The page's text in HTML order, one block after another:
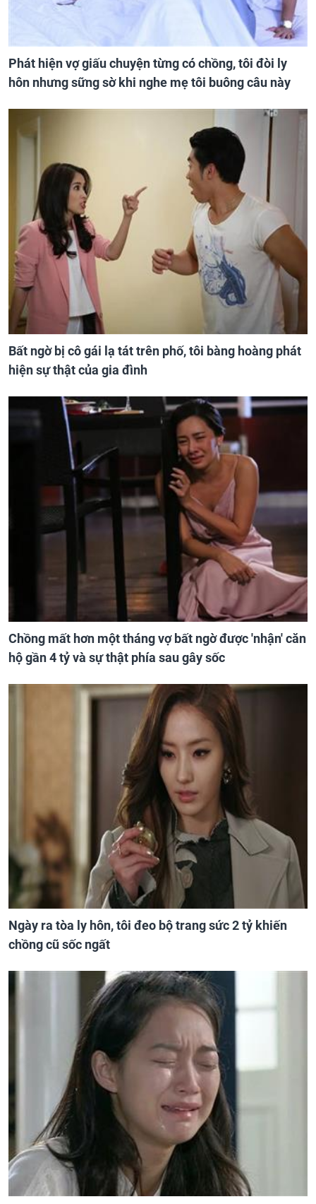
Phát hiện vợ giấu chuyện từng có chồng, tôi đòi ly
hôn nhưng sững sờ khi nghe mẹ tôi buông câu này
Bất ngờ bị cô gái lạ tát trên phố, tôi bàng hoàng phát
hiện sự thật của gia đình
Chồng mất hơn một tháng vợ bất ngờ được 'nhận' căn
hộ gần 4 tỷ và sự thật phía sau gây sốc
Ngày ra tòa ly hôn, tôi đeo bộ trang sức 2 tỷ khiến
chồng cũ sốc ngất